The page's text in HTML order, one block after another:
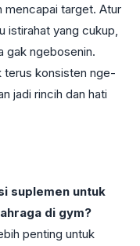
mencapai target. Atur
istirahat yang cukup,
gak ngebosenin.
terus konsisten nge-
jadi rincih dan hati
suplemen untuk
di gym?
penting untuk